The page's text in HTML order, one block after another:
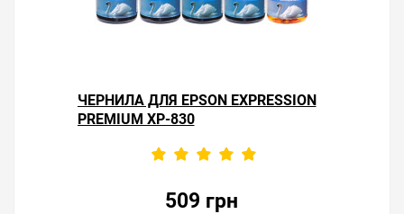
ЧЕРНИЛА ДЛЯ EPSON EXPRESSION
PREMIUM XP-830
509 грн